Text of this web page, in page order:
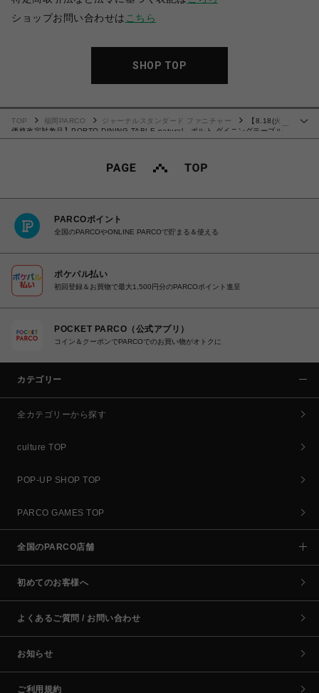
ショップお問い合わせは こちら
SHOP TOP
TOP 福岡PARCO ジャーナルスタンダード ファニチャー
【8.18(火)
価格改定対象品】PORTO DINING TABLE natural ポルト ダイニングテーブル
ナチュラル 703
PARCOポイント
全国のPARCOやONLINE PARCOで貯まる＆使える
ポケパル払い
初回登録＆お買物で最大1,500円分のPARCOポイント進呈
POCKET PARCO（公式アプリ）
コイン＆クーポンでPARCOでのお買い物がオトクに
カテゴリー
全カテゴリーから探す
culture TOP
POP-UP SHOP TOP
PARCO GAMES TOP
全国のPARCO店舗
初めてのお客様へ
よくあるご質問 / お問い合わせ
お知らせ
ご利用規約